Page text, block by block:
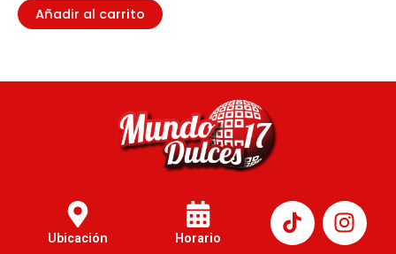
Añadir al carrito
Ubicación Horario
I
n